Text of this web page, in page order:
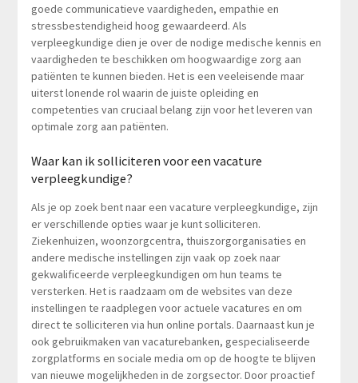
goede communicatieve vaardigheden, empathie en
stressbestendigheid hoog gewaardeerd. Als
verpleegkundige dien je over de nodige medische kennis en
vaardigheden te beschikken om hoogwaardige zorg aan
patiënten te kunnen bieden. Het is een veeleisende maar
uiterst lonende rol waarin de juiste opleiding en
competenties van cruciaal belang zijn voor het leveren van
optimale zorg aan patiënten.
Waar kan ik solliciteren voor een vacature
verpleegkundige?
Als je op zoek bent naar een vacature verpleegkundige, zijn
er verschillende opties waar je kunt solliciteren.
Ziekenhuizen, woonzorgcentra, thuiszorgorganisaties en
andere medische instellingen zijn vaak op zoek naar
gekwalificeerde verpleegkundigen om hun teams te
versterken. Het is raadzaam om de websites van deze
instellingen te raadplegen voor actuele vacatures en om
direct te solliciteren via hun online portals. Daarnaast kun je
ook gebruikmaken van vacaturebanken, gespecialiseerde
zorgplatforms en sociale media om op de hoogte te blijven
van nieuwe mogelijkheden in de zorgsector. Door proactief